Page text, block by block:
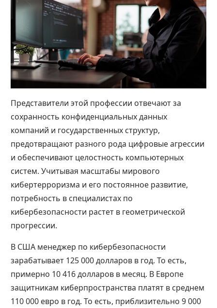
Представители этой профессии отвечают за
сохранность конфиденциальных данных
компаний и государственных структур,
предотвращают разного рода цифровые агрессии
и обеспечивают целостность компьютерных
систем. Учитывая масштабы мирового
кибертерроризма и его постоянное развитие,
потребность в специалистах по
кибербезопасности растет в геометрической
прогрессии.
В США менеджер по кибербезопасности
зарабатывает 125 000 долларов в год. То есть,
примерно 10 416 долларов в месяц. В Европе
защитникам киберпространства платят в среднем
110 000 евро в год. То есть, приблизительно 9 000